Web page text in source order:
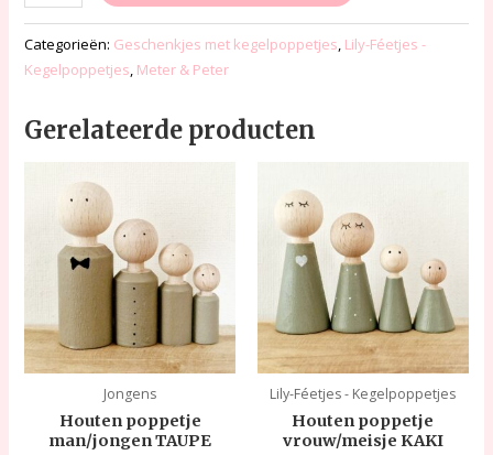
Categorieën: Geschenkjes met kegelpoppetjes, Lily-Féetjes -
Kegelpoppetjes, Meter & Peter
Gerelateerde producten
Jongens
Houten poppetje
man/jongen TAUPE
Lily-Féetjes - Kegelpoppetjes
Houten poppetje
vrouw/meisje KAKI